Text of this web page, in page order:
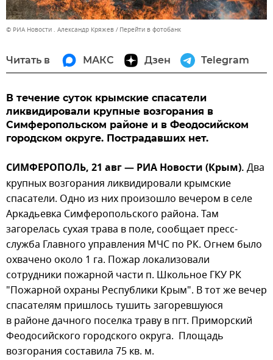
© РИА Новости . Александр Кряжев Перейти в фотобанк
Читать в МАКС Дзен Telegram
В течение суток крымские спасатели
ликвидировали крупные возгорания в
Симферопольском районе и в Феодосийском
городском округе. Пострадавших нет.
СИМФЕРОПОЛЬ, 21 авг — РИА Новости (Крым). Два
крупных возгорания ликвидировали крымские
спасатели. Одно из них произошло вечером в селе
Аркадьевка Симферопольского района. Там
загорелась сухая трава в поле, сообщает пресс-
служба Главного управления МЧС по РК. Огнем было
охвачено около 1 га. Пожар локализовали
сотрудники пожарной части п. Школьное ГКУ РК
"Пожарной охраны Республики Крым". В тот же вечер
спасателям пришлось тушить загоревшуюся
в районе дачного поселка траву в пгт. Приморский
Феодосийского городского округа. Площадь
возгорания составила 75 кв. м.